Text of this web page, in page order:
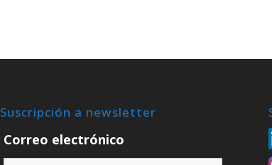
Suscripción a newsletter
Correo electrónico